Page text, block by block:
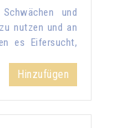
und
nutzen und an
es Eifersucht,
Hinzufügen